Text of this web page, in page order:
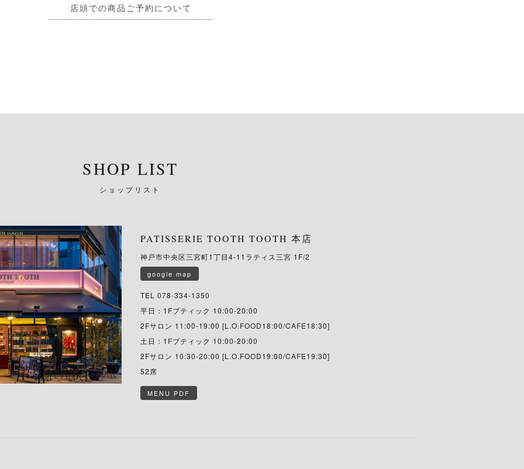
店頭での商品ご予約について
SHOP LIST
ショップリスト
PATISSERIE TOOTH TOOTH 本店
神戸市中央区三宮町1丁目4-11ラティス三宮 1F/2
google map
TEL 078-334-1350
平日：1Fブティック 10:00-20:00
2Fサロン 11:00-19:00 [L.O.FOOD18:00/CAFE18:30]
土日：1Fブティック 10:00-20:00
2Fサロン 10:30-20:00 [L.O.FOOD19:00/CAFE19:30]
52席
MENU PDF